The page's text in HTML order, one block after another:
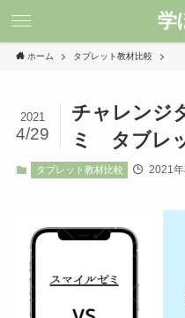
学
ホーム タブレット教材比較
チャレンジ
ミ タブレ
2021
4/29
タブレット教材比較 2021